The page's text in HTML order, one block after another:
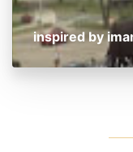
inspired by